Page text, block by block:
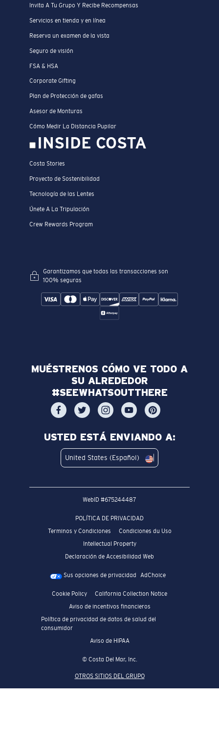
Invita A Tu Grupo Y Recibe Recompensas
Servicios en tienda y en línea
Reserva un examen de la vista
Seguro de visión
FSA & HSA
Corporate Gifting
Plan de Protección de gafas
Asesor de Monturas
Cómo Medir La Distancia Pupilar
INSIDE COSTA
Costa Stories
Proyecto de Sostenibilidad
Tecnología de las Lentes
Únete A La Tripulación
Crew Rewards Program
Garantizamos que todas las transacciones son
100% seguras
MUÉSTRENOS CÓMO VE TODO A
SU ALREDEDOR
#SEEWHATSOUTTHERE
USTED ESTÁ ENVIANDO A:
United States (Español)
WebID #675244487
POLÍTICA DE PRIVACIDAD
Terminos y Condiciones
Condiciones du Uso
Intellectual Property
Declaración de Accesibilidad Web
Sus opciones de privacidad AdChoice
Cookie Policy
California Collection Notice
Aviso de incentivos financieros
Política de privacidad de datos de salud del
consumidor
Aviso de HIPAA
© Costa Del Mar, Inc.
OTROS SITIOS DEL GRUPO